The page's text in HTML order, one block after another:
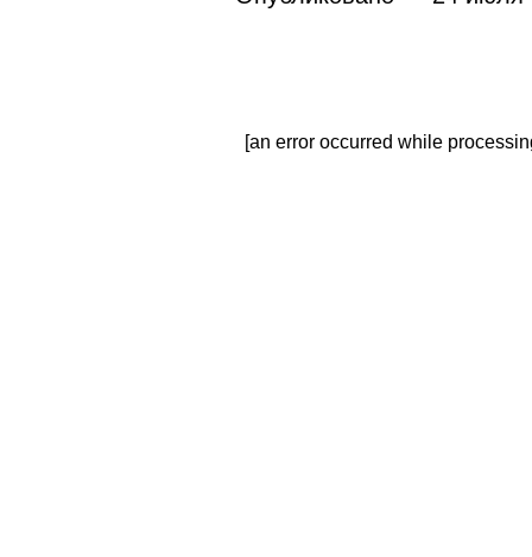
[an error occurred while